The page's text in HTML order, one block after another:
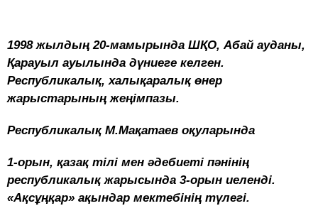
1998 жылдың 20-мамырында ШҚО, Абай ауданы,
Қарауыл ауылында дүниеге келген.
Республикалық, халықаралық өнер
жарыстарының жеңімпазы.
Республикалық М.Мақатаев оқуларында
1-орын, қазақ тілі мен әдебиеті пәнінің
республикалық жарысында 3-орын иеленді.
«Ақсұңқар» ақындар мектебінің түлегі.